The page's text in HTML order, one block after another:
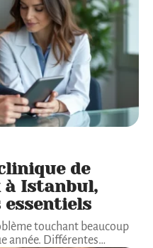
de
à Istanbul,
essentiels
touchant beaucoup
année. Différentes…